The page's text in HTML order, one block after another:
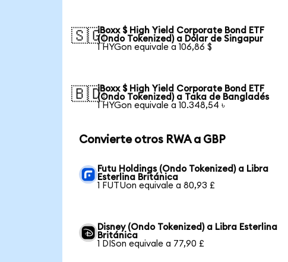
🇸🇬iBoxx $ High Yield Corporate Bond ETF
(Ondo Tokenized) a Dólar de Singapur
1 HYGon equivale a 106,86 $
🇧🇩iBoxx $ High Yield Corporate Bond ETF
(Ondo Tokenized) a Taka de Bangladés
1 HYGon equivale a 10.348,54 ৳
Convierte otros RWA a GBP
Futu Holdings (Ondo Tokenized) a Libra
Esterlina Británica
1 FUTUon equivale a 80,93 £
Disney (Ondo Tokenized) a Libra Esterlina
Británica
1 DISon equivale a 77,90 £